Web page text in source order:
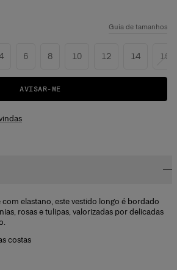
Guia de tamanhos
6 8 10 12 14 16
AVISAR-ME
elastano, este vestido longo é bordado
rosas e tulipas, valorizadas por delicadas
costas